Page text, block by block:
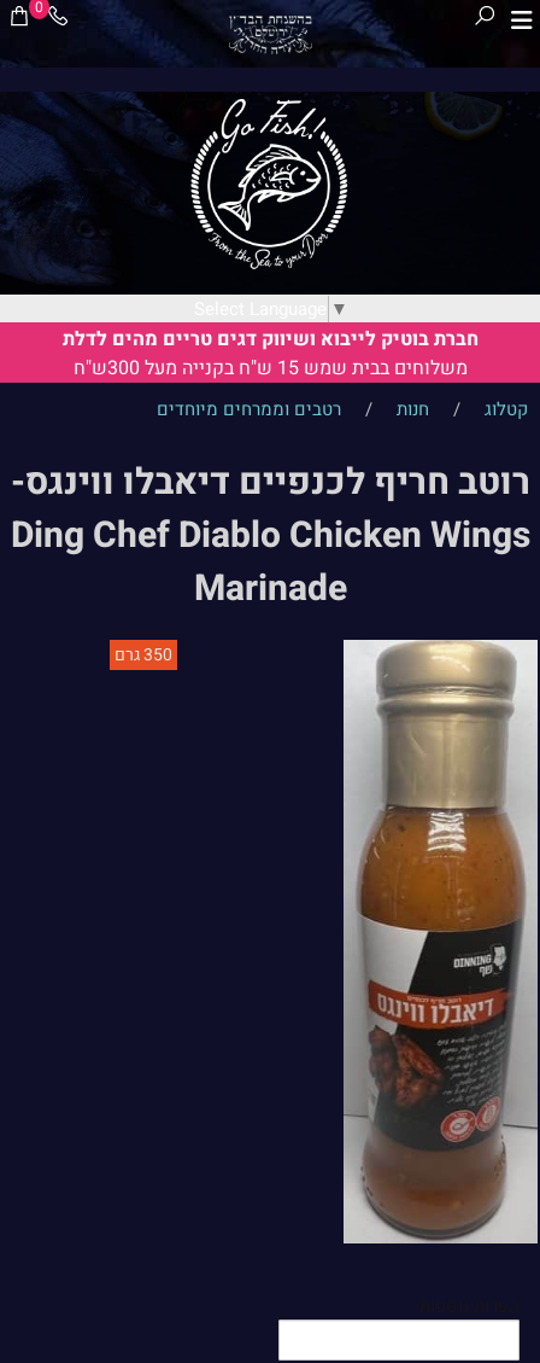
▼
0
חברת בוטיק לייבוא ושיווק דגים טריים מהים לדלת
משלוחים בבית שמש 15 ש"ח בקנייה מעל 300ש"ח
קטלוג / חנות / רטבים וממרחים מיוחדים
רוטב חריף לכנפיים דיאבלו ווינגס-
Ding Chef Diablo Chicken Wings
Marinade
350 גרם